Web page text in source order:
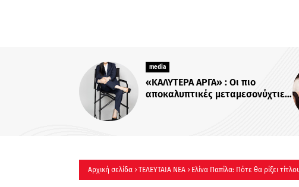
Για Σένα»: Γνωρίστε την
οικογένεια Ηλιάδη – Εκεί
πιο δυνατοί δεσμοί
Αρχική σελίδα ΤΕΛΕΥΤΑΙΑ ΝΕΑ Ελίνα Παπίλα: Πότε θα ρίξει